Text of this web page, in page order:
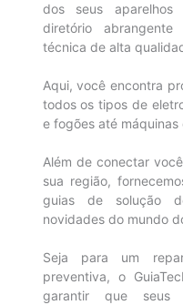
dos seus aparelhos
diretório
técnica de alta
Aqui, você encontra
todos os tipos de
e fogões até máquinas
Além de conectar
sua região,
guias de solução
novidades do mundo
Seja para um
preventiva, o
garantir que seus